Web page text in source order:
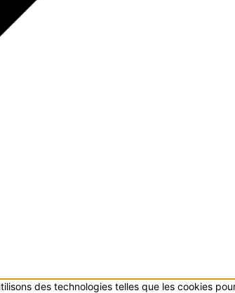
des technologies telles que les cookies